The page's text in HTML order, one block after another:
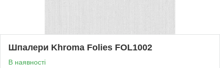
Шпалери Khroma Folies FOL1002
В наявності